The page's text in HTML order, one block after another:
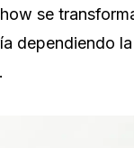
se
dependiendo